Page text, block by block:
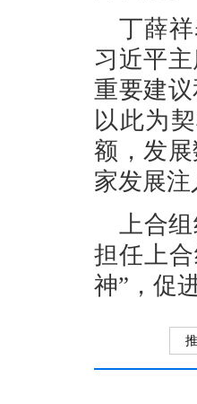
丁薛
习近平
重要建
以此为
额，发
家发展注
上合
担任上
神”，促